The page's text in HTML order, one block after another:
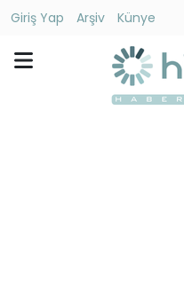
Giriş Yap Arşiv
Künye